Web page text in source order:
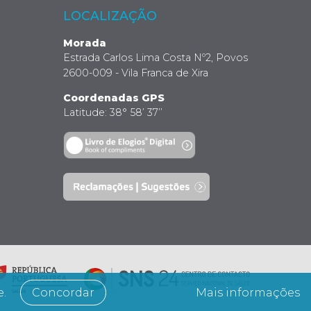
Concordar Mais informações
LOCALIZAÇÃO
Morada
Estrada Carlos Lima Costa Nº2, Povos
2600-009 - Vila Franca de Xira
Coordenadas GPS
Latitude: 38° 58’ 37’’